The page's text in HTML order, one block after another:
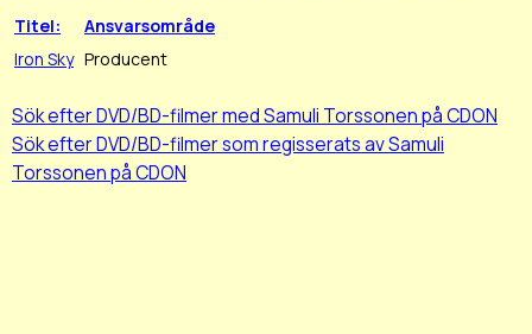
Titel:
Ansvarsområde
Iron Sky Producent
Sök efter DVD/BD-filmer med Samuli Torssonen på CDON
Sök efter DVD/BD-filmer som regisserats av Samuli
Torssonen på CDON